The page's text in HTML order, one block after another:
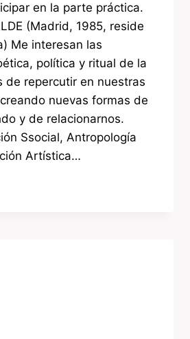
en la parte práctica.
(Madrid, 1985, reside
Me interesan las
política y ritual de la
de repercutir en nuestras
nuevas formas de
y de relacionarnos.
Ssocial, Antropología
Artística…